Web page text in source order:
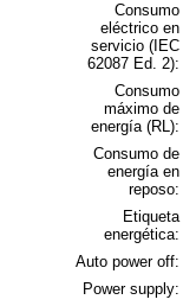
Consumo
eléctrico en
servicio (IEC
62087 Ed. 2):
Consumo
máximo de
energía (RL):
Consumo de
energía en
reposo:
Etiqueta
energética:
Auto power off:
Power supply: